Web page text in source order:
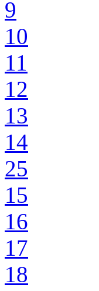
9
10
11
12
13
14
25
15
16
17
18